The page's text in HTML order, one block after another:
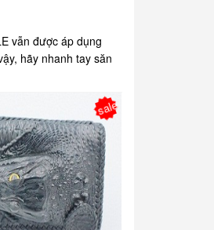
vẫn được áp dụng
hãy nhanh tay săn
sale